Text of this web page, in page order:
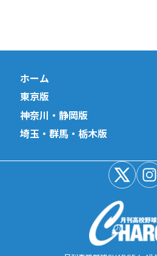
ホーム
東京版
神奈川・静岡版
埼玉・群馬・栃木版